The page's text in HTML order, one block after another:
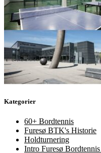
Kategorier
60+ Bordtennis
Furesø BTK's Historie
Holdturnering
Intro Furesø